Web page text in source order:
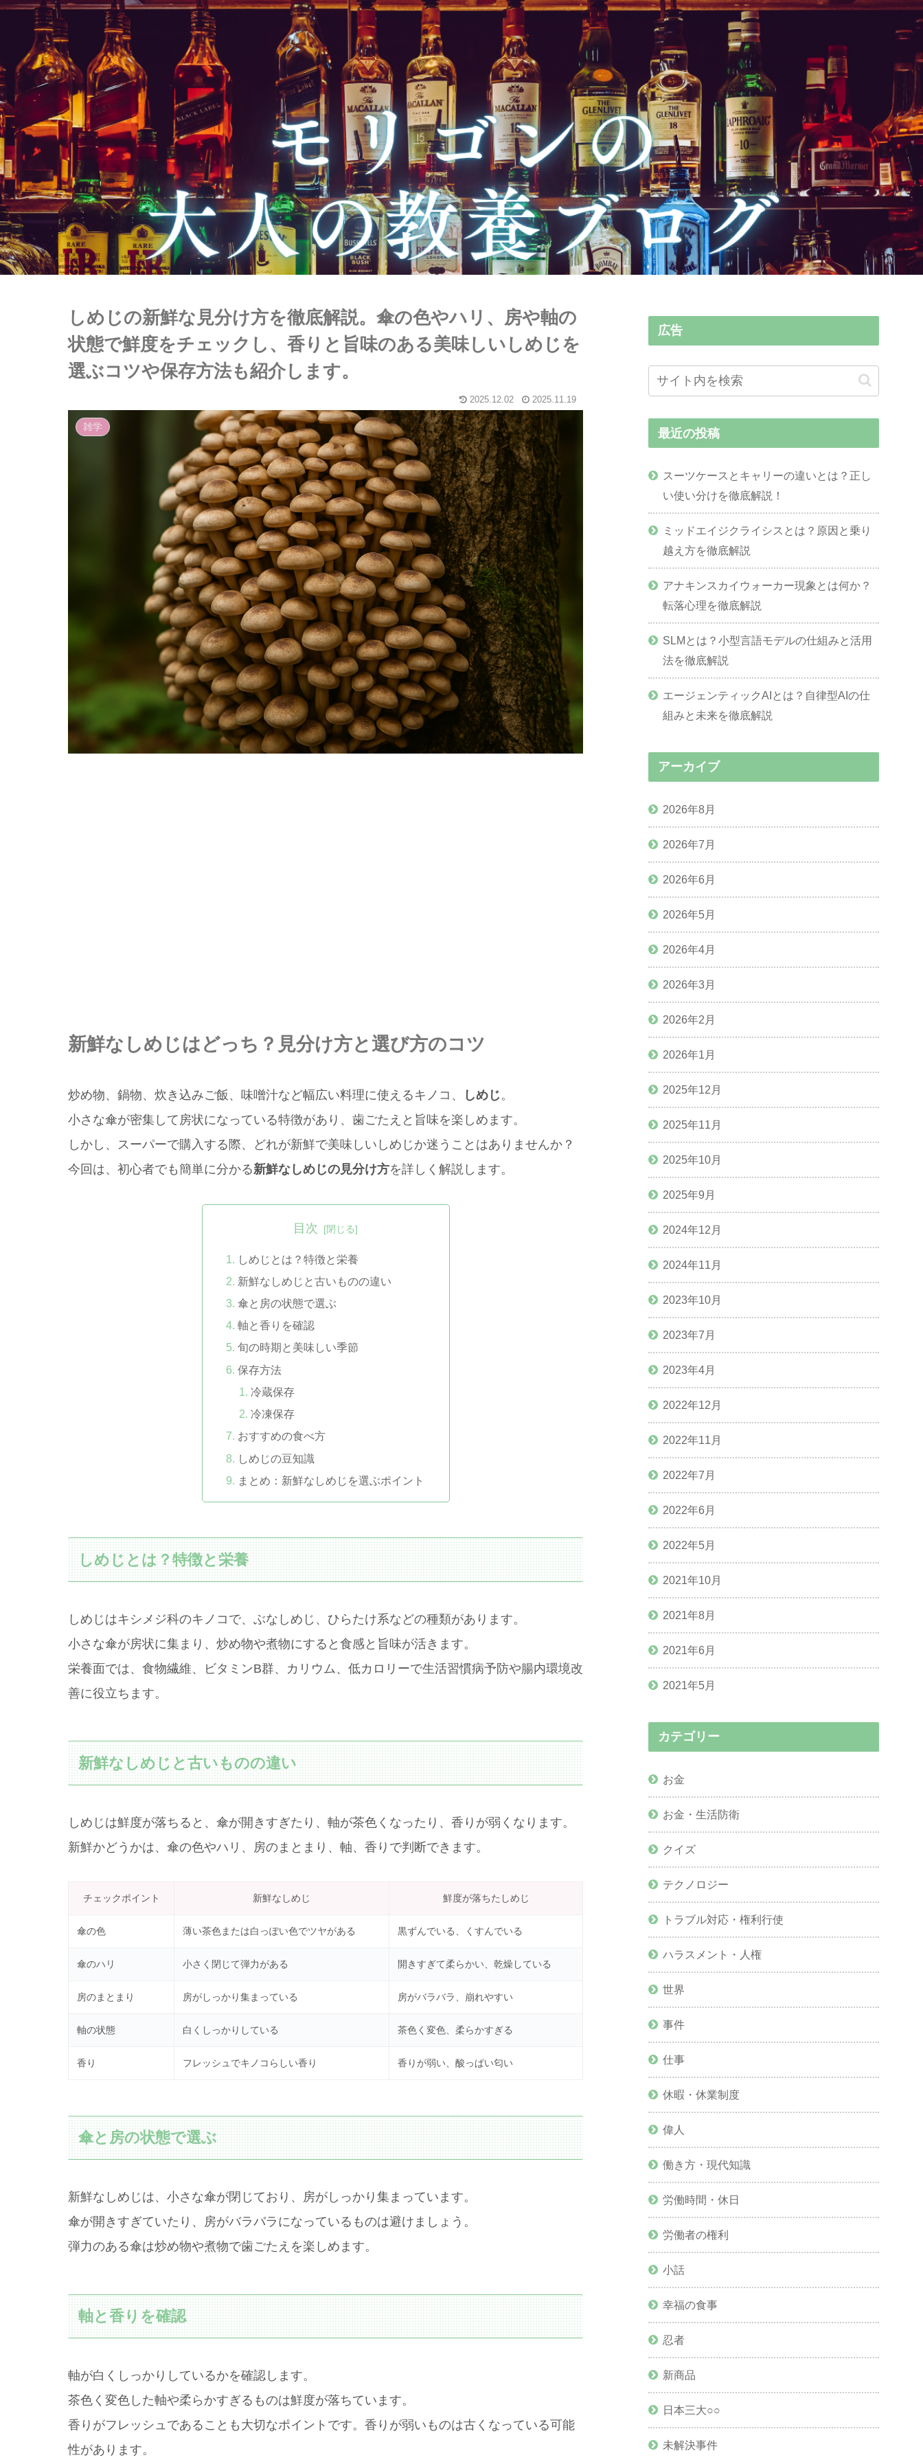
しめじの新鮮な見分け方を徹底解説。傘の色やハリ、房や軸の
状態で鮮度をチェックし、香りと旨味のある美味しいしめじを
選ぶコツや保存方法も紹介します。
2025.12.02 2025.11.19
雑学
新鮮なしめじはどっち？見分け方と選び方のコツ
炒め物、鍋物、炊き込みご飯、味噌汁など幅広い料理に使えるキノコ、 しめじ。
小さな傘が密集して房状になっている特徴があり、歯ごたえと旨味を楽しめます。
しかし、スーパーで購入する際、どれが新鮮で美味しいしめじか迷うことはありませんか？
今回は、初心者でも簡単に分かる新鮮なしめじの見分け方を詳しく解説します。
目次
しめじとは？特徴と栄養
新鮮なしめじと古いものの違い
傘と房の状態で選ぶ
軸と香りを確認
旬の時期と美味しい季節
保存方法
冷蔵保存
冷凍保存
おすすめの食べ方
しめじの豆知識
まとめ：新鮮なしめじを選ぶポイント
しめじとは？特徴と栄養
しめじはキシメジ科のキノコで、ぶなしめじ、ひらたけ系などの種類があります。
小さな傘が房状に集まり、炒め物や煮物にすると食感と旨味が活きます。
栄養面では、食物繊維、ビタミンB群、カリウム、低カロリーで生活習慣病予防や腸内環境改
善に役立ちます。
新鮮なしめじと古いものの違い
しめじは鮮度が落ちると、傘が開きすぎたり、軸が茶色くなったり、香りが弱くなります。
新鮮かどうかは、傘の色やハリ、房のまとまり、軸、香りで判断できます。
チェックポイント 新鮮なしめじ 鮮度が落ちたしめじ
傘の色 薄い茶色または白っぽい色でツヤがある 黒ずんでいる、くすんでいる
傘のハリ 小さく閉じて弾力がある 開きすぎて柔らかい、乾燥している
房のまとまり 房がしっかり集まっている 房がバラバラ、崩れやすい
軸の状態 白くしっかりしている 茶色く変色、柔らかすぎる
香り フレッシュでキノコらしい香り 香りが弱い、酸っぱい匂い
傘と房の状態で選ぶ
新鮮なしめじは、小さな傘が閉じており、房がしっかり集まっています。
傘が開きすぎていたり、房がバラバラになっているものは避けましょう。
弾力のある傘は炒め物や煮物で歯ごたえを楽しめます。
軸と香りを確認
軸が白くしっかりしているかを確認します。
茶色く変色した軸や柔らかすぎるものは鮮度が落ちています。
香りがフレッシュであることも大切なポイントです。香りが弱いものは古くなっている可能
性があります。
広告
最近の投稿
スーツケースとキャリーの違いとは？正し
い使い分けを徹底解説！
ミッドエイジクライシスとは？原因と乗り
越え方を徹底解説
アナキンスカイウォーカー現象とは何か？
転落心理を徹底解説
SLMとは？小型言語モデルの仕組みと活用
法を徹底解説
エージェンティックAIとは？自律型AIの仕
組みと未来を徹底解説
アーカイブ
2026年8月
2026年7月
2026年6月
2026年5月
2026年4月
2026年3月
2026年2月
2026年1月
2025年12月
2025年11月
2025年10月
2025年9月
2024年12月
2024年11月
2023年10月
2023年7月
2023年4月
2022年12月
2022年11月
2022年7月
2022年6月
2022年5月
2021年10月
2021年8月
2021年6月
2021年5月
カテゴリー
お金
お金・生活防衛
クイズ
テクノロジー
トラブル対応・権利行使
ハラスメント・人権
世界
事件
仕事
休暇・休業制度
偉人
働き方・現代知識
労働時間・休日
労働者の権利
小話
幸福の食事
忍者
新商品
日本三大○○
未解決事件